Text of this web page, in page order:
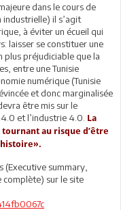
dans le cours de
il s’agit
à éviter un écueil qui
laisser se constituer une
plus préjudiciable que la
entre une Tunisie
numérique (Tunisie
et donc marginalisée
être mis sur le
et l’industrie 4.0. La
au risque d’être
summary,
complète) sur le site